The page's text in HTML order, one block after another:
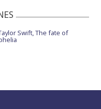
Swift, The fate of